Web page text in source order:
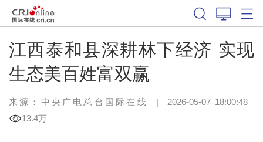
江西泰和县深耕林下经济 实现
生态美百姓富双赢
来源：中央广电总台国际在线 | 2026-05-07 18:00:48
13.4万